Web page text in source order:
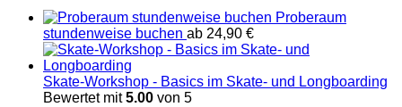
Proberaum
stundenweise buchen ab 24,90 €
Skate-Workshop - Basics im Skate- und Longboarding
Bewertet mit5.00 von 5